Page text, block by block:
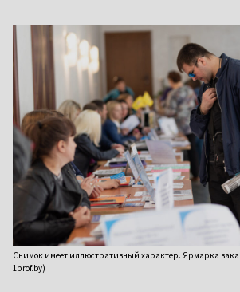
Снимок имеет иллюстративный характер. Ярмарка
1prof.by)